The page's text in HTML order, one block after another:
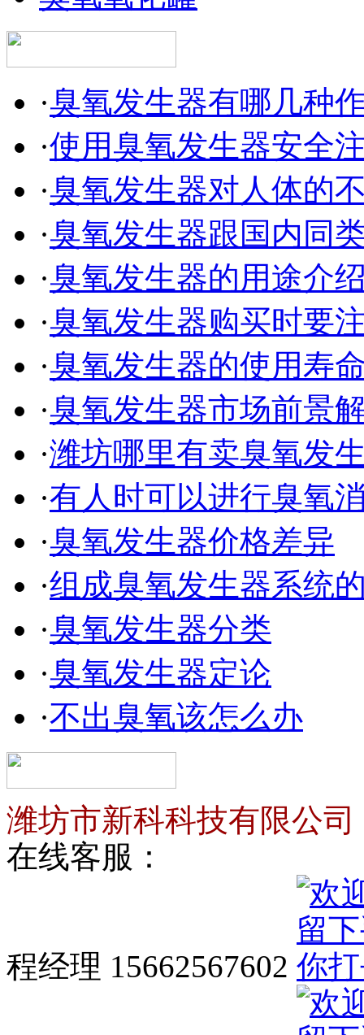
·臭氧发生器有哪几种
·使用臭氧发生器安全
·臭氧发生器对人体的
·臭氧发生器跟国内同
·臭氧发生器的用途介
·臭氧发生器购买时要
·臭氧发生器的使用寿
·臭氧发生器市场前景
·潍坊哪里有卖臭氧发
·有人时可以进行臭氧
·臭氧发生器价格差异
·组成臭氧发生器系统
·臭氧发生器分类
·臭氧发生器定论
·不出臭氧该怎么办
潍坊市新科科技有限公司
在线客服：
程经理 15662567602